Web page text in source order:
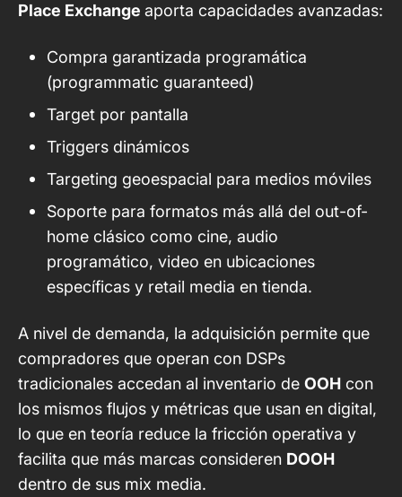
Place Exchange aporta capacidades avanzadas:
Compra garantizada programática
(programmatic guaranteed)
Target por pantalla
Triggers dinámicos
Targeting geoespacial para medios móviles
Soporte para formatos más allá del out-of-
home clásico como cine, audio
programático, video en ubicaciones
específicas y retail media en tienda.
A nivel de demanda, la adquisición permite que
compradores que operan con DSPs
tradicionales accedan al inventario de OOH con
los mismos flujos y métricas que usan en digital,
lo que en teoría reduce la fricción operativa y
facilita que más marcas consideren DOOH
dentro de sus mix media.